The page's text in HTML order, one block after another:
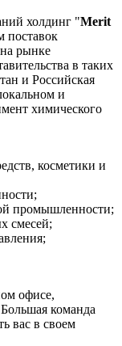
холдинг "Merit
поставок
рынке
в таких
и Российская
и
химического
косметики и
промышленности;
смесей;
офисе,
команда
вас в своем